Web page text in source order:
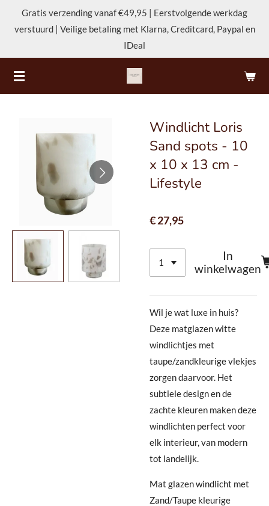
direct
hoofdinhoud
Gratis verzending vanaf €49,95 | Eerstvolgende werkdag
verstuurd | Veilige betaling met Klarna, Creditcard, Paypal en
IDeal
Windlicht Loris
Sand spots - 10
x 10 x 13 cm -
Lifestyle
€ 27,95
In
winkelwagen
Wil je wat luxe in huis?
Deze matglazen witte
windlichtjes met
taupe/zandkleurige vlekjes
zorgen daarvoor. Het
subtiele design en de
zachte kleuren maken deze
windlichten perfect voor
elk interieur, van modern
tot landelijk.
Mat glazen windlicht met
Zand/Taupe kleurige